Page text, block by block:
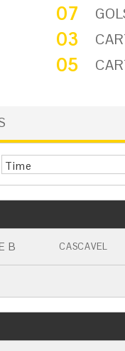
07
03
05
Time
B CASCAVEL